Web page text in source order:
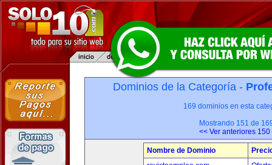
Dominios de la Categoría -
169 dominios en esta
Mostrando 151 de
<< Ver anteriores 150
Nombre de Dominio